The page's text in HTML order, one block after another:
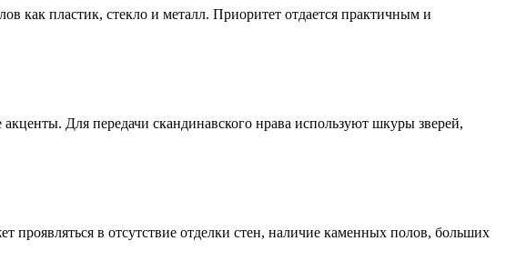
как пластик, стекло и металл. Приоритет отдается практичным и
Для передачи скандинавского нрава используют шкуры зверей,
проявляться в отсутствие отделки стен, наличие каменных полов, больших